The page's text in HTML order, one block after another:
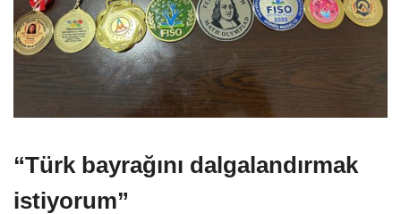
“Türk bayrağını dalgalandırmak
istiyorum”